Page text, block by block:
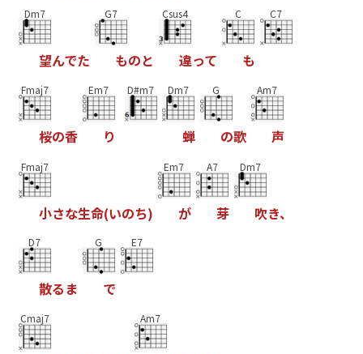
Dm7
望んでた
G7
ものと
Csus4
違って
C
も
C7
Fmaj7
桜の香
Em7
り
D#m7 Dm7
蝉
G
の歌
Am7
声
Fmaj7
小さな生命(いのち)
Em7
が
A7
芽
Dm7
吹き、
D7
散る ま
G
で
E7
Cmaj7 Am7